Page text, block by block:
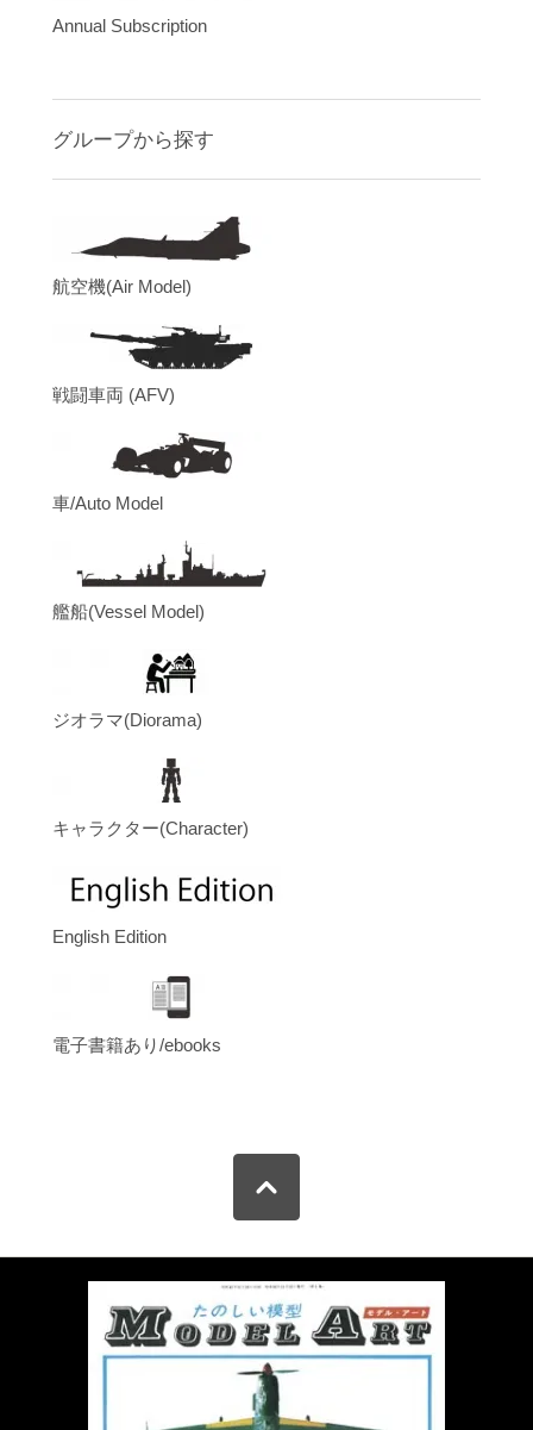
Annual Subscription
グループから探す
航空機(Air Model)
戦闘車両 (AFV)
車/Auto Model
艦船(Vessel Model)
ジオラマ(Diorama)
キャラクター(Character)
English Edition
電子書籍あり/ebooks